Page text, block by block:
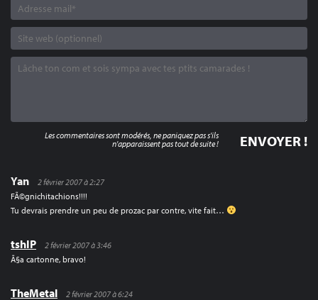
Yan
2 février 2007 à 2:27
FÃ©gnichitachions!!!!
Tu devrais prendre un peu de prozac par contre, vite fait…
tshIP
2 février 2007 à 3:46
Ã§a cartonne, bravo!
TheMetal
2 février 2007 à 6:24
Les commentaires sont modérés, ne paniquez pas s'ils
n'apparaissent pas tout de suite !